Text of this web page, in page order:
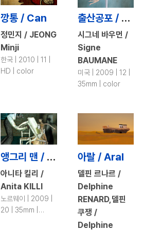
깡통 / Can
정민지 / JEONG
Minji
한국 | 2010 | 11 |
HD | color
출산공포 / Birth
시그네 바우먼 /
Signe
BAUMANE
미국 | 2009 | 12 |
35mm | color
앵그리 맨 / Angry Man
아니타 킬리 /
Anita KILLI
노르웨이 | 2009 |
20 | 35mm |
아랄 / Aral
델핀 르나르 /
Delphine
RENARD,델핀
쿠쟁 /
Delphine